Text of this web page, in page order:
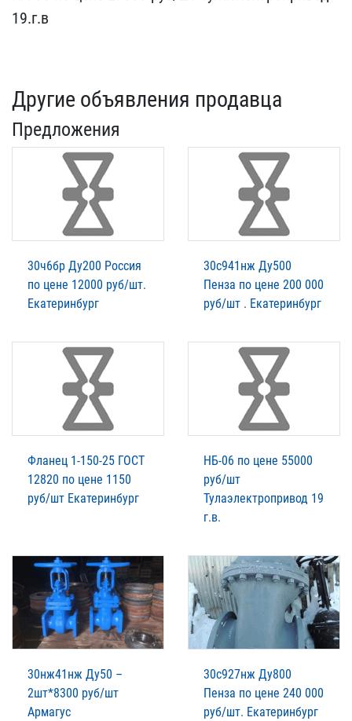
19.​г.в
Другие объявления продавца
Предложения
30ч6бр Ду200 Россия
по цене 12000 руб/шт.
Екатеринбург
30с941нж Ду500
Пенза по цене 200 000
руб/шт . Екатеринбург
Фланец 1-150-25 ГОСТ
12820 по цене 1150
руб/шт Екатеринбург
НБ-06 по цене 55000
руб/шт
Тулаэлектропривод 19
г.в.
30нж41нж Ду50 –
2шт*8300 руб/шт
Армагус
30с927нж Ду800
Пенза по цене 240 000
руб/шт. Екатеринбург